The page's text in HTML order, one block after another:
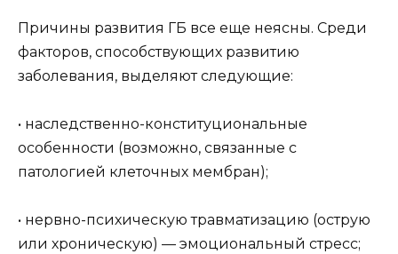
Причины развития ГБ все еще неясны. Среди
факторов, способствующих развитию
заболевания, выделяют следующие:
• наследственно-конституциональные
особенности (возможно, связанные с
патологией клеточных мембран);
• нервно-психическую травматизацию (острую
или хроническую) — эмоциональный стресс;